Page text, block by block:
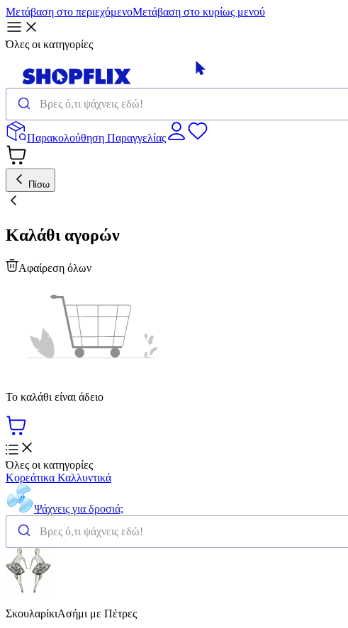
Μετάβαση στο περιεχόμενοΜετάβαση στο κυρίως μενού
Όλες οι κατηγορίες
Παρακολούθηση Παραγγελίας
Πίσω
Καλάθι αγορών
Αφαίρεση όλων
Το καλάθι είναι άδειο
Όλες οι κατηγορίες
Κορεάτικα Καλλυντικά
Ψάχνεις για δροσιά;
ΣκουλαρίκιΑσήμι με Πέτρες